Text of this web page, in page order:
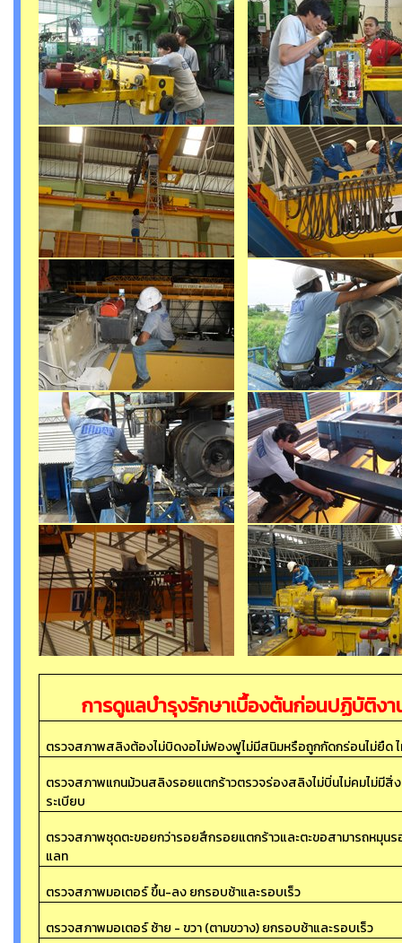
การดูแลบำรุงรักษาเบื้องต้นก่อนปฏิบัติงา
ตรวจสภาพสลิงต้องไม่บิดงอไม่ฟองฟูไม่มีสนิมหรือถูกกัดกร่อนไม่ยืด
ตรวจสภาพแกนม้วนสลิงรอยแตกร้าวตรวจร่องสลิงไม่บิ่นไม่คมไม่มี
ระเบียบ
ตรวจสภาพชุดตะขอยกว่ารอยสึกรอยแตกร้าวและตะขอสามารถห
แลท
ตรวจสภาพมอเตอร์ ขึ้น-ลง ยกรอบช้าและรอบเร็ว
ตรวจสภาพมอเตอร์ ซ้าย - ขวา (ตามขวาง) ยกรอบช้าและรอบเร็ว